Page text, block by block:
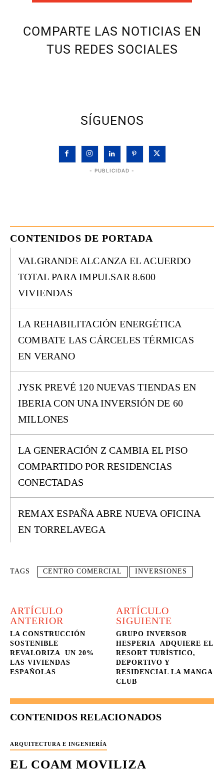
COMPARTE LAS NOTICIAS EN
TUS REDES SOCIALES
SÍGUENOS
- PUBLICIDAD -
CONTENIDOS DE PORTADA
VALGRANDE ALCANZA EL ACUERDO
TOTAL PARA IMPULSAR 8.600
VIVIENDAS
LA REHABILITACIÓN ENERGÉTICA
COMBATE LAS CÁRCELES TÉRMICAS
EN VERANO
JYSK PREVÉ 120 NUEVAS TIENDAS EN
IBERIA CON UNA INVERSIÓN DE 60
MILLONES
LA GENERACIÓN Z CAMBIA EL PISO
COMPARTIDO POR RESIDENCIAS
CONECTADAS
REMAX ESPAÑA ABRE NUEVA OFICINA
EN TORRELAVEGA
TAGS CENTRO COMERCIAL INVERSIONES
ARTÍCULO
ANTERIOR
LA CONSTRUCCIÓN
SOSTENIBLE
REVALORIZA UN 20%
LAS VIVIENDAS
ESPAÑOLAS
ARTÍCULO
SIGUIENTE
GRUPO INVERSOR
HESPERIA ADQUIERE EL
RESORT TURÍSTICO,
DEPORTIVO Y
RESIDENCIAL LA MANGA
CLUB
CONTENIDOS RELACIONADOS
ARQUITECTURA E INGENIERÍA
EL COAM MOVILIZA